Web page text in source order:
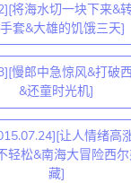
将海水切一块下来&
套&大雄的饥饿三天]
慢郎中急惊风&打破
&还童时光机]
让人情绪高
轻松&南海大冒险西
藏]